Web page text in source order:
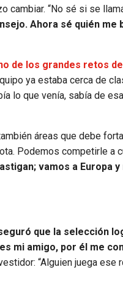
cambiar. “No sé si se
Ahora sé quién me
de los grandes retos
ya estaba cerca de
lo que venía, sabía de
áreas que debe
Podemos competirle a
vamos a Europa
que la selección
mi amigo, por él me
“Alguien juega ese